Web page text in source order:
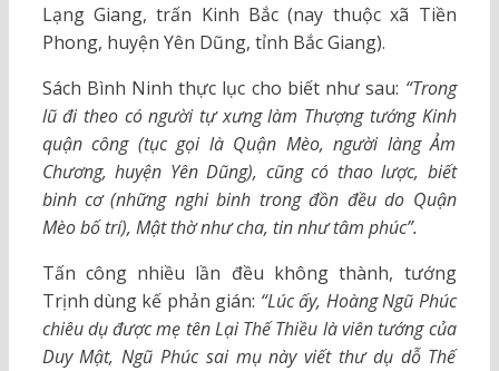
Lạng Giang, trấn Kinh Bắc (nay thuộc xã Tiền
Phong, huyện Yên Dũng, tỉnh Bắc Giang).
Sách Bình Ninh thực lục cho biết như sau: “Trong
lũ đi theo có người tự xưng làm Thượng tướng Kinh
quận công (tục gọi là Quận Mèo, người làng Ảm
Chương, huyện Yên Dũng), cũng có thao lược, biết
binh cơ (những nghi binh trong đồn đều do Quận
Mèo bố trí), Mật thờ như cha, tin như tâm phúc”.
Tấn công nhiều lần đều không thành, tướng
Trịnh dùng kế phản gián: “Lúc ấy, Hoàng Ngũ Phúc
chiêu dụ được mẹ tên Lại Thế Thiều là viên tướng của
Duy Mật, Ngũ Phúc sai mụ này viết thư dụ dỗ Thế